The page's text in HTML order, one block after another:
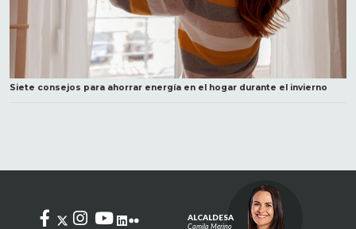
Siete consejos para ahorrar energía en el hogar durante el invierno
ALCALDESA
Camila Merino